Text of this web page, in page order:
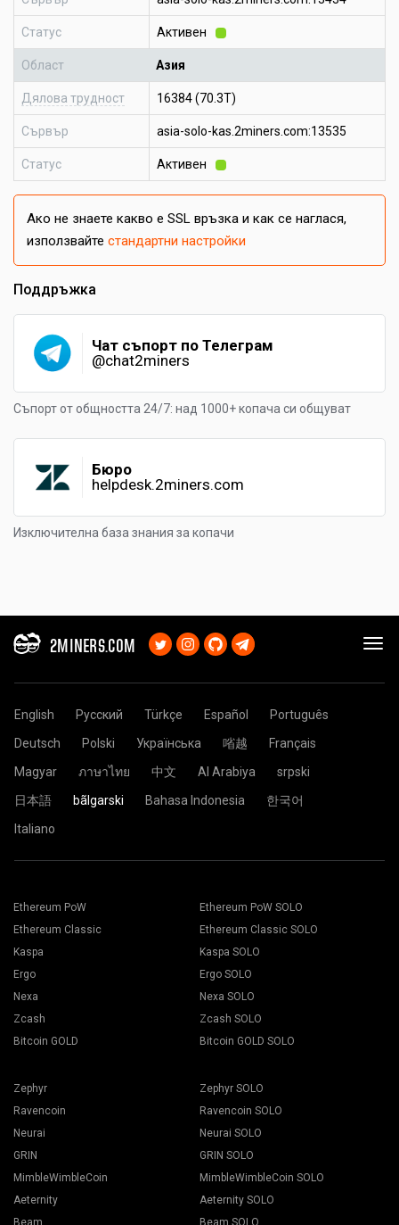
Статус Активен
Област Азия
Дялова трудност 16384 (70.3T)
Сървър asia-solo-kas.2miners.com:13535
Статус Активен
Ако не знаете какво е SSL връзка и как се наглася,
използвайте стандартни настройки
Поддръжка
Чат съпорт по Телеграм
@chat2miners
Съпорт от общността 24/7: над 1000+ копача си общуват
Бюро
helpdesk.2miners.com
Изключителна база знания за копачи
2MINERS.COM
English Русский Türkçe Español
Português
Deutsch
Polski Українська 㗂越
Français
Magyar
ภาษาไทย 中文 Al Arabiya
srpski
日本語
bãlgarski Bahasa Indonesia
한국어
Italiano
Ethereum PoW
Ethereum Classic
Kaspa
Ergo
Nexa
Zcash
Bitcoin GOLD
Ethereum PoW SOLO
Ethereum Classic SOLO
Kaspa SOLO
Ergo SOLO
Nexa SOLO
Zcash SOLO
Bitcoin GOLD SOLO
Zephyr
Ravencoin
Neurai
GRIN
MimbleWimbleCoin
Aeternity
Beam
Zephyr SOLO
Ravencoin SOLO
Neurai SOLO
GRIN SOLO
MimbleWimbleCoin SOLO
Aeternity SOLO
Beam SOLO